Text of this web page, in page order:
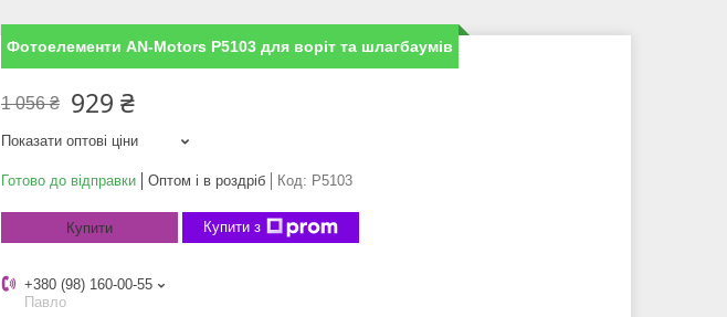
Фотоелементи AN-Motors P5103 для воріт та шлагбаумів
1 056 ₴ 929 ₴
Показати оптові ціни
Готово до відправки Оптом і в роздріб Код: P5103
Купити Купити з
+380 (98) 160-00-55
Павло